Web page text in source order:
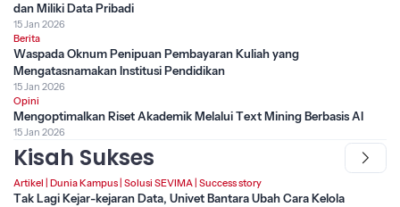
dan Miliki Data Pribadi
15 Jan 2026
Berita
Waspada Oknum Penipuan Pembayaran Kuliah yang
Mengatasnamakan Institusi Pendidikan
15 Jan 2026
Opini
Mengoptimalkan Riset Akademik Melalui Text Mining Berbasis AI
15 Jan 2026
Kisah Sukses
Artikel Dunia Kampus Solusi SEVIMA Success story
Tak Lagi Kejar-kejaran Data, Univet Bantara Ubah Cara Kelola